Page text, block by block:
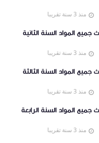
منذ 3 سنة تقريبا
جميع المواد السنة الثانية
منذ 3 سنة تقريبا
جميع المواد السنة الثالثة
منذ 3 سنة تقريبا
جميع المواد السنة الرابعة
منذ 3 سنة تقريبا